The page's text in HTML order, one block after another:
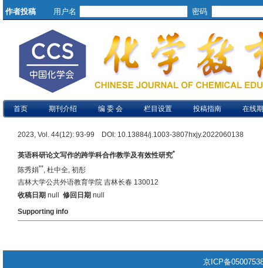
作者投稿 用户名 密码
首页 期刊介绍 编 委 会 栏目设置 投稿指南 在线
2023, Vol. 44(12): 93-99 DOI: 10.13884/j.1003-3807hxjy.2022060138
英语科研论文写作的跨学科合作教学及有效性研究*
陈秀娟**, 杜中全, 初彤
吉林大学公共外语教育学院 吉林长春 130012
收稿日期 null 修回日期 null
Supporting info
京ICP备